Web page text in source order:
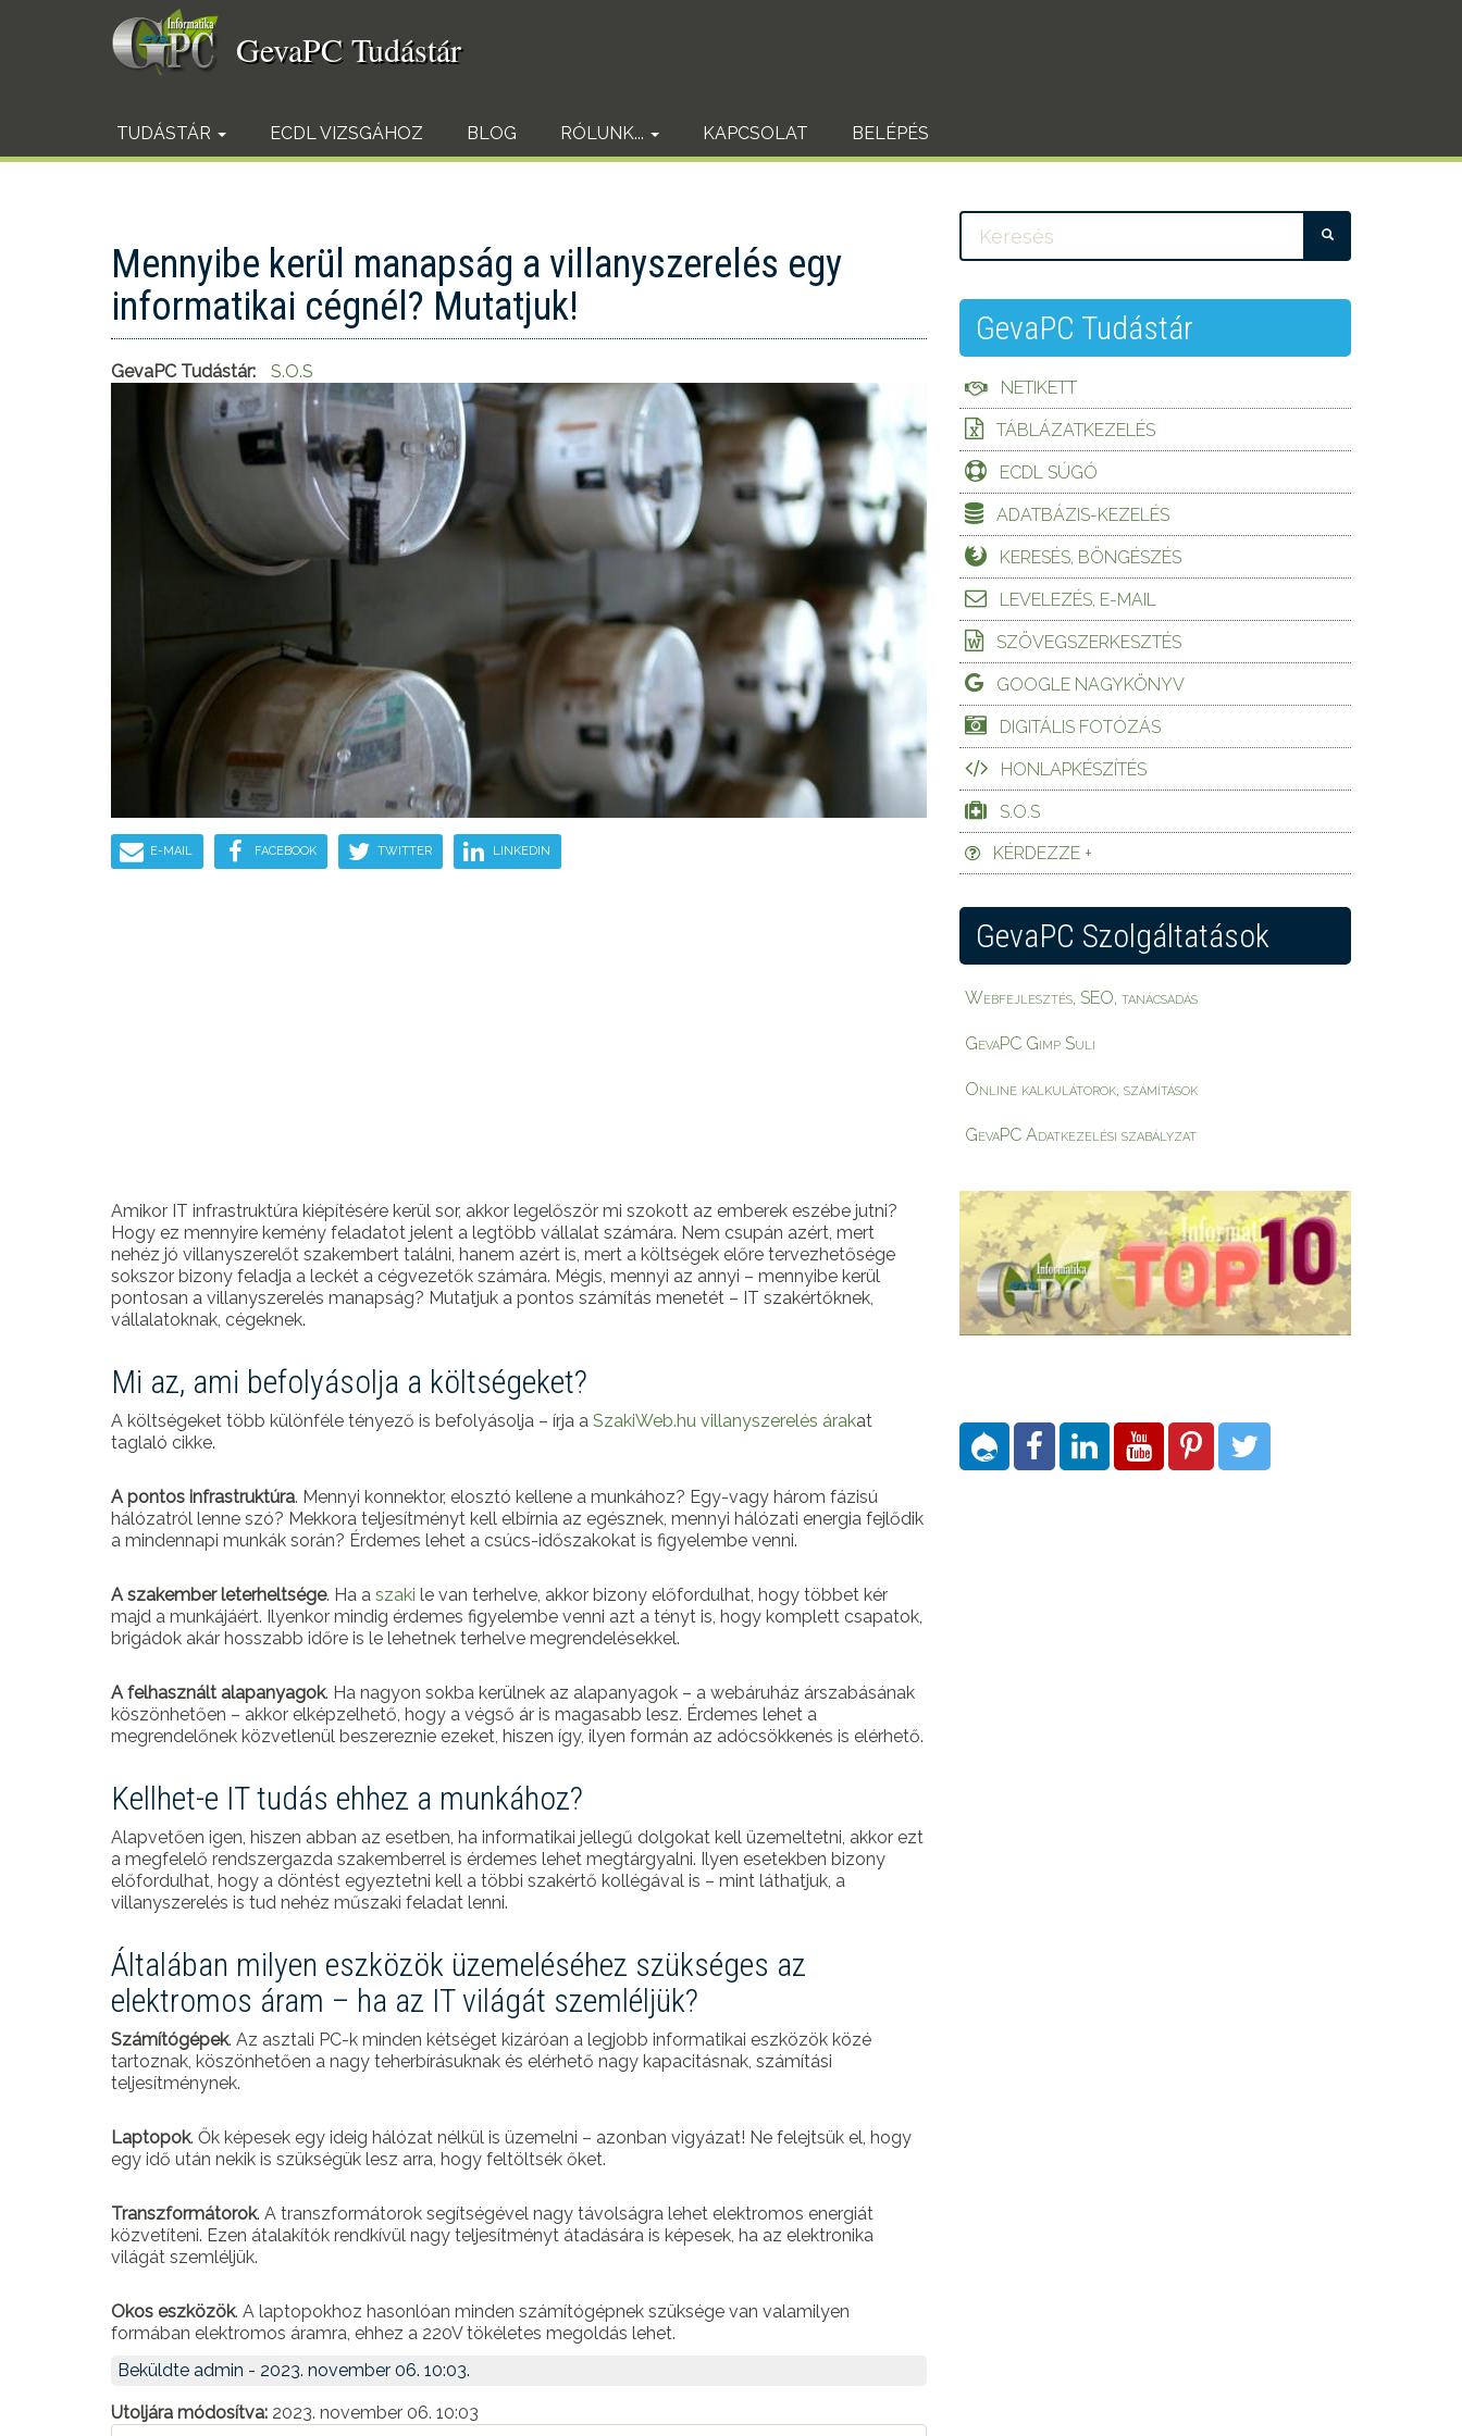
GevaPC Tudástár
TUDÁSTÁR ECDL VIZSGÁHOZ BLOG RÓLUNK... KAPCSOLAT BELÉPÉS
Mennyibe kerül manapság a villanyszerelés egy
informatikai cégnél? Mutatjuk!
GevaPC Tudástár: S.O.S
E-MAIL FACEBOOK TWITTER LINKEDIN
Amikor IT infrastruktúra kiépítésére kerül sor, akkor legelőször mi szokott az emberek eszébe jutni?
Hogy ez mennyire kemény feladatot jelent a legtöbb vállalat számára. Nem csupán azért, mert
nehéz jó villanyszerelőt szakembert találni, hanem azért is, mert a költségek előre tervezhetősége
sokszor bizony feladja a leckét a cégvezetők számára. Mégis, mennyi az annyi – mennyibe kerül
pontosan a villanyszerelés manapság? Mutatjuk a pontos számítás menetét – IT szakértőknek,
vállalatoknak, cégeknek.
Mi az, ami befolyásolja a költségeket?
A költségeket több különféle tényező is befolyásolja – írja a SzakiWeb.hu villanyszerelés árakat
taglaló cikke.
A pontos infrastruktúra. Mennyi konnektor, elosztó kellene a munkához? Egy-vagy három fázisú
hálózatról lenne szó? Mekkora teljesítményt kell elbírnia az egésznek, mennyi hálózati energia fejlődik
a mindennapi munkák során? Érdemes lehet a csúcs-időszakokat is figyelembe venni.
A szakember leterheltsége. Ha a szaki le van terhelve, akkor bizony előfordulhat, hogy többet kér
majd a munkájáért. Ilyenkor mindig érdemes figyelembe venni azt a tényt is, hogy komplett csapatok,
brigádok akár hosszabb időre is le lehetnek terhelve megrendelésekkel.
A felhasznált alapanyagok. Ha nagyon sokba kerülnek az alapanyagok – a webáruház árszabásának
köszönhetően – akkor elképzelhető, hogy a végső ár is magasabb lesz. Érdemes lehet a
megrendelőnek közvetlenül beszereznie ezeket, hiszen így, ilyen formán az adócsökkenés is elérhető.
Kellhet-e IT tudás ehhez a munkához?
Alapvetően igen, hiszen abban az esetben, ha informatikai jellegű dolgokat kell üzemeltetni, akkor ezt
a megfelelő rendszergazda szakemberrel is érdemes lehet megtárgyalni. Ilyen esetekben bizony
előfordulhat, hogy a döntést egyeztetni kell a többi szakértő kollégával is – mint láthatjuk, a
villanyszerelés is tud nehéz műszaki feladat lenni.
Általában milyen eszközök üzemeléséhez szükséges az
elektromos áram – ha az IT világát szemléljük?
Számítógépek. Az asztali PC-k minden kétséget kizáróan a legjobb informatikai eszközök közé
tartoznak, köszönhetően a nagy teherbírásuknak és elérhető nagy kapacitásnak, számítási
teljesítménynek.
Laptopok. Ők képesek egy ideig hálózat nélkül is üzemelni – azonban vigyázat! Ne felejtsük el, hogy
egy idő után nekik is szükségük lesz arra, hogy feltöltsék őket.
Transzformátorok. A transzformátorok segítségével nagy távolságra lehet elektromos energiát
közvetíteni. Ezen átalakítók rendkívül nagy teljesítményt átadására is képesek, ha az elektronika
világát szemléljük.
Okos eszközök. A laptopokhoz hasonlóan minden számítógépnek szüksége van valamilyen
formában elektromos áramra, ehhez a 220V tökéletes megoldás lehet.
Beküldte admin - 2023. november 06. 10:03.
Utoljára módosítva: 2023. november 06. 10:03
GevaPC Tudástár
NETIKETT
TÁBLÁZATKEZELÉS
ECDL SÚGÓ
ADATBÁZIS-KEZELÉS
KERESÉS, BÖNGÉSZÉS
LEVELEZÉS, E-MAIL
SZÖVEGSZERKESZTÉS
GOOGLE NAGYKÖNYV
DIGITÁLIS FOTÓZÁS
HONLAPKÉSZÍTÉS
S.O.S
KÉRDEZZE +
GevaPC Szolgáltatások
Webfejlesztés, SEO, tanácsadás
GevaPC Gimp Suli
Online kalkulátorok, számítások
GevaPC Adatkezelési szabályzat